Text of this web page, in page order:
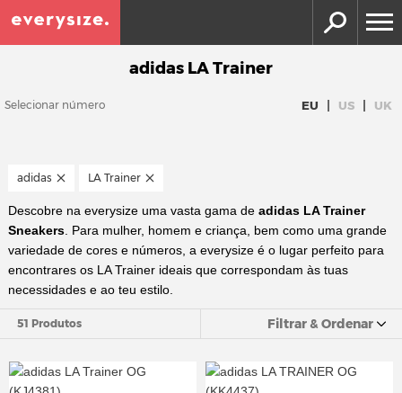
adidas LA Trainer
Selecionar número EU | US | UK
adidas LA Trainer
Descobre na everysize uma vasta gama de adidas LA Trainer
Sneakers. Para mulher, homem e criança, bem como uma grande
variedade de cores e números, a everysize é o lugar perfeito para
encontrares os LA Trainer ideais que correspondam às tuas
necessidades e ao teu estilo.
51 Produtos Filtrar & Ordenar